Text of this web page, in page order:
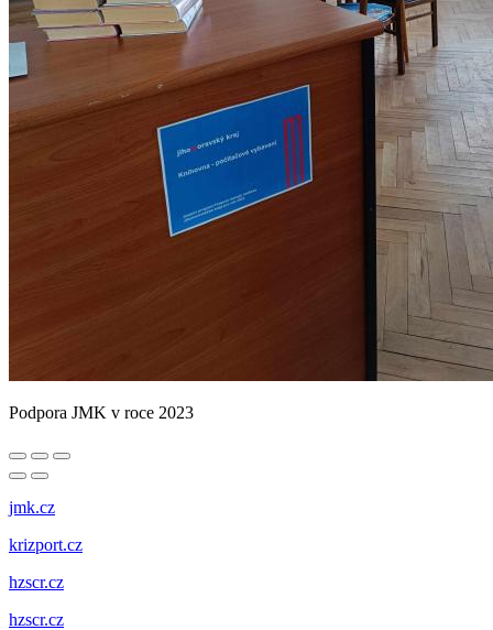
Podpora JMK v roce 2023
jmk.cz
krizport.cz
hzscr.cz
hzscr.cz